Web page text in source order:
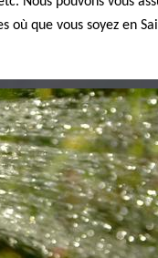
où que vous soyez en